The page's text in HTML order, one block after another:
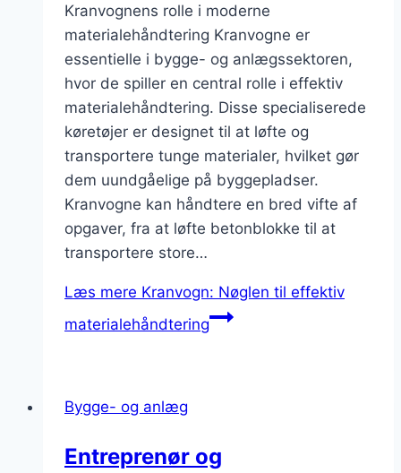
Kranvognens rolle i moderne
materialehåndtering Kranvogne er
essentielle i bygge- og anlægssektoren,
hvor de spiller en central rolle i effektiv
materialehåndtering. Disse specialiserede
køretøjer er designet til at løfte og
transportere tunge materialer, hvilket gør
dem uundgåelige på byggepladser.
Kranvogne kan håndtere en bred vifte af
opgaver, fra at løfte betonblokke til at
transportere store…
Læs mere Kranvogn: Nøglen til effektiv
materialehåndtering
Bygge- og anlæg
Entreprenør og